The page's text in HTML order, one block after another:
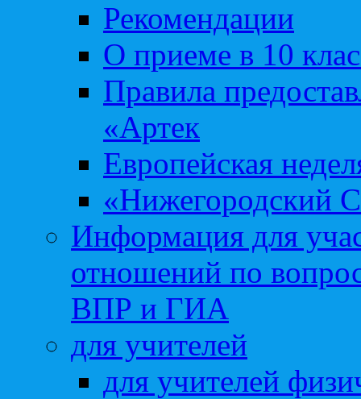
Рекомендации
О приеме в 10
Правила
«Артек
Европейская
«Нижегородский
Информация для
отношений по
ВПР и ГИА
для учителей
для учителей